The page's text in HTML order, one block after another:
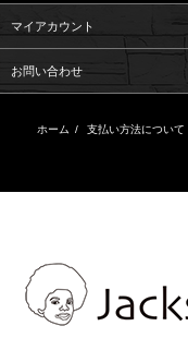
マイアカウント
お問い合わせ
ホーム / 支払い方法について